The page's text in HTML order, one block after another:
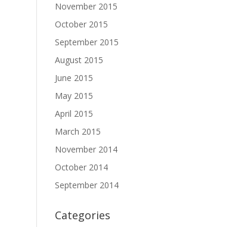
November 2015
October 2015
September 2015
August 2015
June 2015
May 2015
April 2015
March 2015
November 2014
October 2014
September 2014
Categories